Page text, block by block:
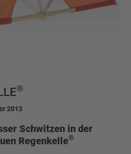
®
2013
Schwitzen in der
Regenkelle®